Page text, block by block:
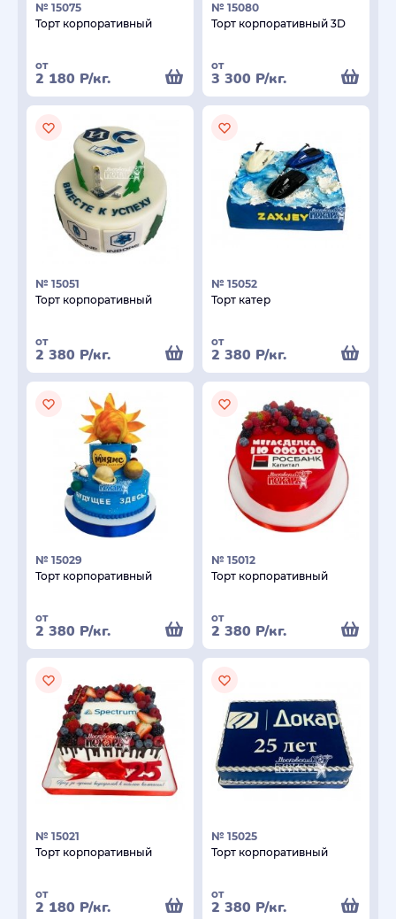
№ 15075
Торт корпоративный
от
2 180 Р/кг.
№ 15080
Торт корпоративный 3D
от
3 300 Р/кг.
№ 15051
Торт корпоративный
от
2 380 Р/кг.
№ 15052
Торт катер
от
2 380 Р/кг.
№ 15029
Торт корпоративный
от
2 380 Р/кг.
№ 15012
Торт корпоративный
от
2 380 Р/кг.
№ 15021
Торт корпоративный
от
2 180 Р/кг.
№ 15025
Торт корпоративный
от
2 380 Р/кг.